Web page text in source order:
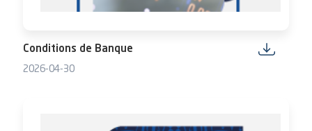
Conditions de Banque
2026-04-30